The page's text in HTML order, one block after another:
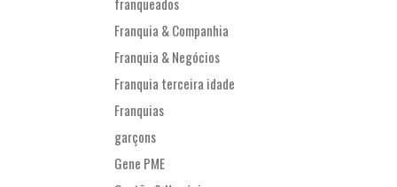
Franquia & Companhia
Franquia & Negócios
Franquia terceira idade
Franquias
garçons
Gene PME